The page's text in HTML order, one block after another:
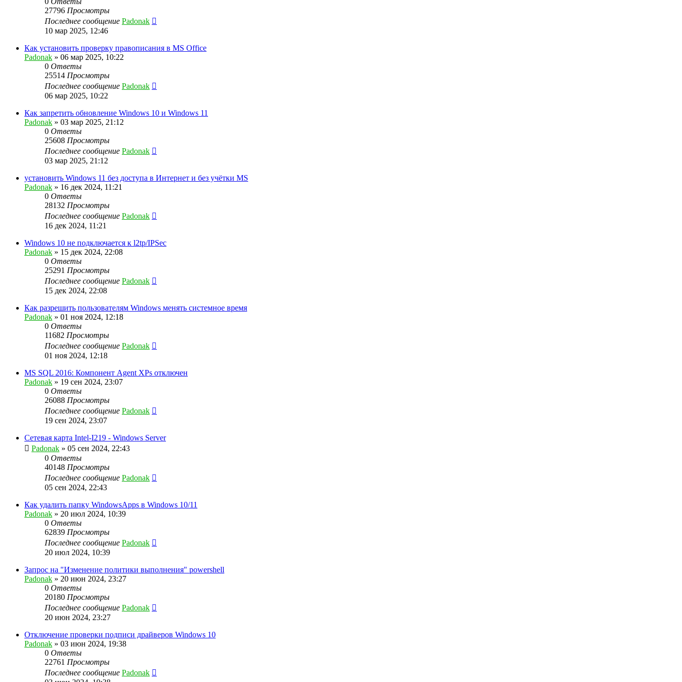
27796 Просмотры
Последнее сообщение Padonak
10 мар 2025, 12:46
Как установить проверку правописания в MS Office
Padonak » 06 мар 2025, 10:22
0 Ответы
25514 Просмотры
Последнее сообщение Padonak
06 мар 2025, 10:22
Как запретить обновление Windows 10 и Windows 11
Padonak » 03 мар 2025, 21:12
0 Ответы
25608 Просмотры
Последнее сообщение Padonak
03 мар 2025, 21:12
установить Windows 11 без доступа в Интернет и без учётки MS
Padonak » 16 дек 2024, 11:21
0 Ответы
28132 Просмотры
Последнее сообщение Padonak
16 дек 2024, 11:21
Windows 10 не подключается к l2tp/IPSec
Padonak » 15 дек 2024, 22:08
0 Ответы
25291 Просмотры
Последнее сообщение Padonak
15 дек 2024, 22:08
Как разрешить пользователям Windows менять системное время
Padonak » 01 ноя 2024, 12:18
0 Ответы
11682 Просмотры
Последнее сообщение Padonak
01 ноя 2024, 12:18
MS SQL 2016: Компонент Agent XPs отключен
Padonak » 19 сен 2024, 23:07
0 Ответы
26088 Просмотры
Последнее сообщение Padonak
19 сен 2024, 23:07
Сетевая карта Intel-I219 - Windows Server
Padonak » 05 сен 2024, 22:43
0 Ответы
40148 Просмотры
Последнее сообщение Padonak
05 сен 2024, 22:43
Как удалить папку WindowsApps в Windows 10/11
Padonak » 20 июл 2024, 10:39
0 Ответы
62839 Просмотры
Последнее сообщение Padonak
20 июл 2024, 10:39
Запрос на "Изменение политики выполнения" powershell
Padonak » 20 июн 2024, 23:27
0 Ответы
20180 Просмотры
Последнее сообщение Padonak
20 июн 2024, 23:27
Отключение проверки подписи драйверов Windows 10
Padonak » 03 июн 2024, 19:38
0 Ответы
22761 Просмотры
Последнее сообщение Padonak